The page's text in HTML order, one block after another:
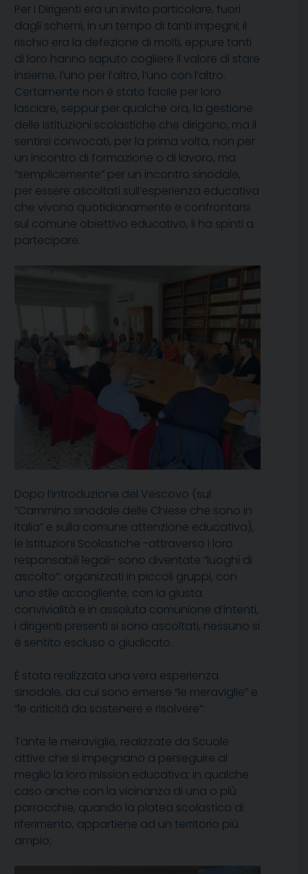
Per i Dirigenti era un invito particolare, fuori
dagli schemi, in un tempo di tanti impegni; il
rischio era la defezione di molti, eppure tanti
di loro hanno saputo cogliere il valore di stare
insieme, l’uno per l’altro, l’uno con l’altro.
Certamente non è stato facile per loro
lasciare, seppur per qualche ora, la gestione
delle istituzioni scolastiche che dirigono, ma il
sentirsi convocati, per la prima volta, non per
un incontro di formazione o di lavoro, ma
“semplicemente” per un incontro sinodale,
per essere ascoltati sull’esperienza educativa
che vivono quotidianamente e confrontarsi
sul comune obiettivo educativo, li ha spinti a
partecipare.
Dopo l’introduzione del Vescovo (sul
“Cammino sinodale delle Chiese che sono in
Italia” e sulla comune attenzione educativa),
le Istituzioni Scolastiche -attraverso i loro
responsabili legali- sono diventate “luoghi di
ascolto”: organizzati in piccoli gruppi, con
uno stile accogliente, con la giusta
convivialità e in assoluta comunione d’intenti,
i dirigenti presenti si sono ascoltati, nessuno si
è sentito escluso o giudicato.
È stata realizzata una vera esperienza
sinodale, da cui sono emerse “le meraviglie” e
“le criticità da sostenere e risolvere”:
Tante le meraviglie, realizzate da Scuole
attive che si impegnano a perseguire al
meglio la loro mission educativa; in qualche
caso anche con la vicinanza di una o più
parrocchie, quando la platea scolastica di
riferimento, appartiene ad un territorio più
ampio;